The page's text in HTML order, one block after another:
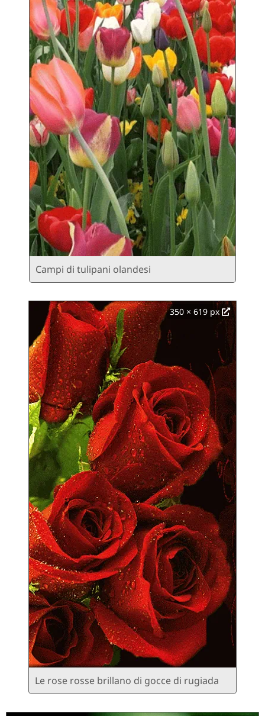
Campi di tulipani olandesi
350 × 619 px
Le rose rosse brillano di gocce di rugiada